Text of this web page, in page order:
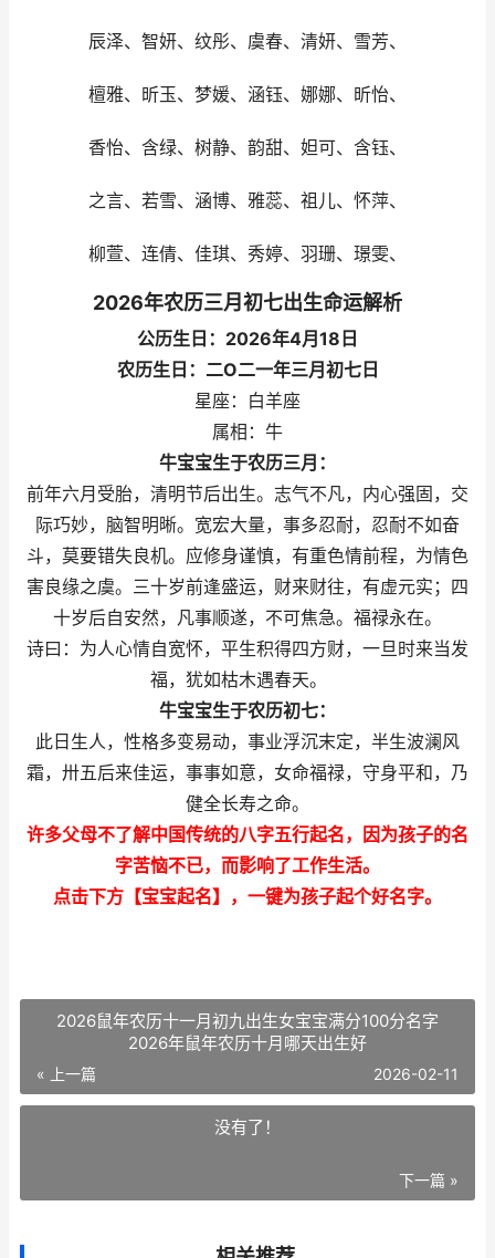
辰泽、智妍、纹彤、虞春、清妍、雪芳、
檀雅、昕玉、梦媛、涵钰、娜娜、昕怡、
香怡、含绿、树静、韵甜、妲可、含钰、
之言、若雪、涵博、雅蕊、祖儿、怀萍、
柳萱、连倩、佳琪、秀婷、羽珊、璟雯、
2026年农历三月初七出生命运解析
公历生日：2026年4月18日
农历生日：二O二一年三月初七日
星座：白羊座
属相：牛
牛宝宝生于农历三月：
前年六月受胎，清明节后出生。志气不凡，内心强固，交
际巧妙，脑智明晰。宽宏大量，事多忍耐，忍耐不如奋
斗，莫要错失良机。应修身谨慎，有重色情前程，为情色
害良缘之虞。三十岁前逢盛运，财来财往，有虚元实；四
十岁后自安然，凡事顺遂，不可焦急。福禄永在。
诗曰：为人心情自宽怀，平生积得四方财，一旦时来当发
福，犹如枯木遇春天。
牛宝宝生于农历初七：
此日生人，性格多变易动，事业浮沉末定，半生波澜风
霜，卅五后来佳运，事事如意，女命福禄，守身平和，乃
健全长寿之命。
许多父母不了解中国传统的八字五行起名，因为孩子的名
字苦恼不已，而影响了工作生活。
点击下方【宝宝起名】，一键为孩子起个好名字。
2026鼠年农历十一月初九出生女宝宝满分100分名字
2026年鼠年农历十月哪天出生好
« 上一篇 2026-02-11
没有了！
下一篇 »